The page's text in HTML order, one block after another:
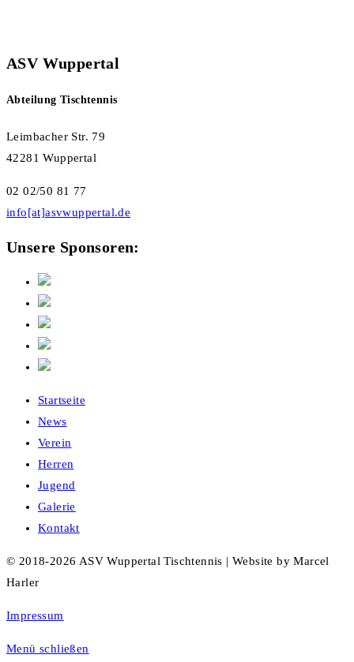
ASV Wuppertal
Abteilung Tischtennis
Leimbacher Str. 79
42281 Wuppertal
02 02/50 81 77
info[at]asvwuppertal.de
Unsere Sponsoren:
Startseite
News
Verein
Herren
Jugend
Galerie
Kontakt
© 2018-2026 ASV Wuppertal Tischtennis | Website by Marcel
Harler
Impressum
Menü schließen